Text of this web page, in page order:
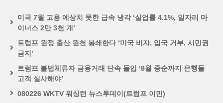
미국 7월 고용 예상치 못한 급속 냉각 ‘실업률 4.1%, 일자리 마
이너스 2만 3천 개’
트럼프 원정 출산 원천 봉쇄한다 ‘미국 비자, 입국 거부, 시민권
금지’
트럼프 불법체류자 금융거래 단속 돌입 ‘8월 중순까지 은행들
고객 실사해야’
080226 WKTV 워싱턴 뉴스투데이(트럼프 이민)